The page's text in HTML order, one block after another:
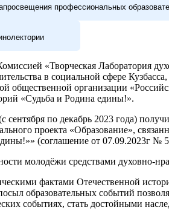
профессиональных
«Творческая Лаборатория
в социальной сфере
общественной организации
«Судьба и Родина едины!».
по декабрь 2023 года)
проекта «Образование»,
(соглашение от 07.09.2023г
молодёжи средствами духовно-
фактами Отечественной
образовательных событий
событиях, стать достойными